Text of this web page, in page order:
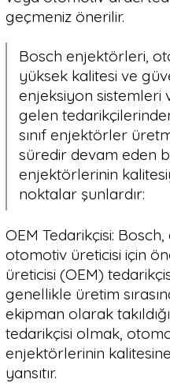
geçmeniz önerilir.
Bosch enjektörleri,
yüksek kalitesi ve
enjeksiyon sistemleri
gelen
sınıf enjektörler
süredir devam eden
enjektörlerinin
noktalar şunlardır:
OEM Tedarikçisi:
otomotiv üreticisi için
üreticisi (OEM)
genellikle üretim
ekipman olarak
tedarikçisi olmak,
enjektörlerinin
yansıtır.